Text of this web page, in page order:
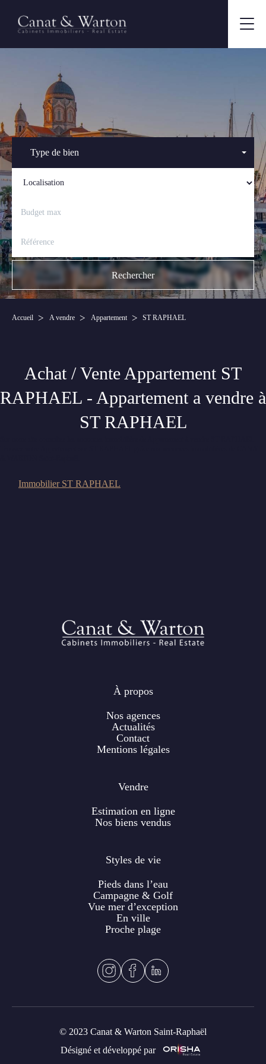
Type de bien
Accueil A vendre Appartement ST RAPHAEL
Achat / Vente Appartement ST
RAPHAEL - Appartement a vendre à
ST RAPHAEL
Immobilier ST RAPHAEL
À propos
Nos agences
Actualités
Contact
Mentions légales
Vendre
Estimation en ligne
Nos biens vendus
Styles de vie
Pieds dans l’eau
Campagne & Golf
Vue mer d’exception
En ville
Proche plage
© 2023 Canat & Warton Saint-Raphaël
Désigné et développé par